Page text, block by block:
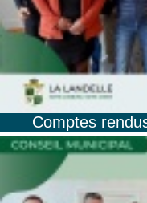
Comptes